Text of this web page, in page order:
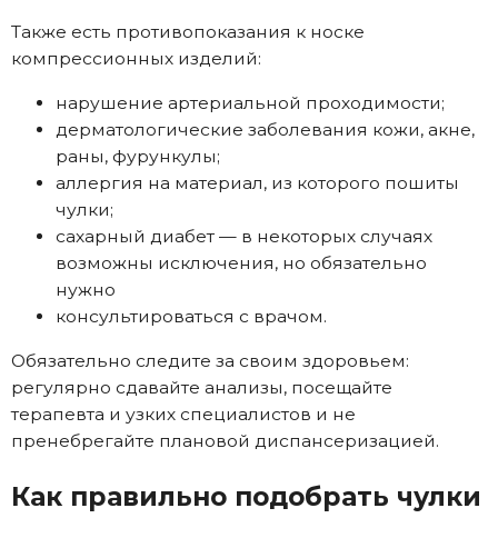
Также есть противопоказания к носке
компрессионных изделий:
нарушение артериальной проходимости;
дерматологические заболевания кожи, акне,
раны, фурункулы;
аллергия на материал, из которого пошиты
чулки;
сахарный диабет — в некоторых случаях
возможны исключения, но обязательно
нужно
консультироваться с врачом.
Обязательно следите за своим здоровьем:
регулярно сдавайте анализы, посещайте
терапевта и узких специалистов и не
пренебрегайте плановой диспансеризацией.
Как правильно подобрать чулки